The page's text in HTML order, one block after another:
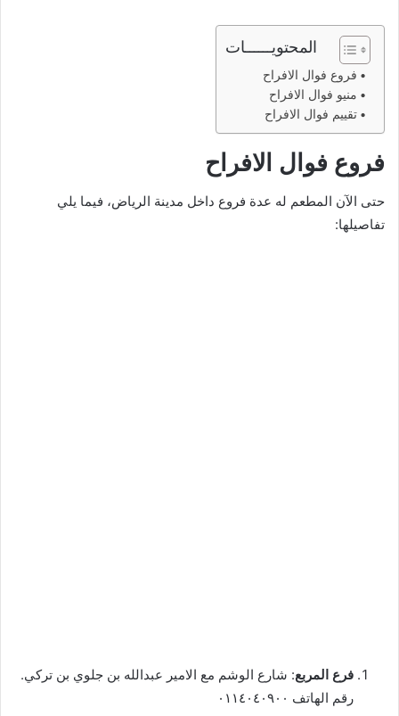
المحتويــــــات
فروع فوال الافراح
منيو فوال الافراح
تقييم فوال الافراح
فروع فوال الافراح
حتى الآن المطعم له عدة فروع داخل مدينة الرياض، فيما يلي
تفاصيلها:
فرع المربع: شارع الوشم مع الامير عبدالله بن جلوي بن تركي.
رقم الهاتف ٠١١٤٠٤٠٩٠٠